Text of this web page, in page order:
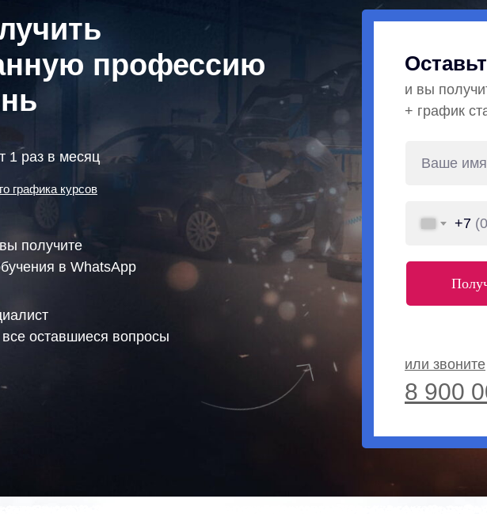
1 раз в месяц
получите
в WhatsApp
и вы
+ график
все оставшиеся вопросы
или звоните
8 900
профессию
+7
графика курсов